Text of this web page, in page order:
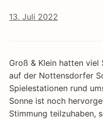
13. Juli 2022
Groß & Klein hatten
auf der Nottensdorfer
Spielestationen rund
Sonne ist noch
Stimmung teilzuhaben,